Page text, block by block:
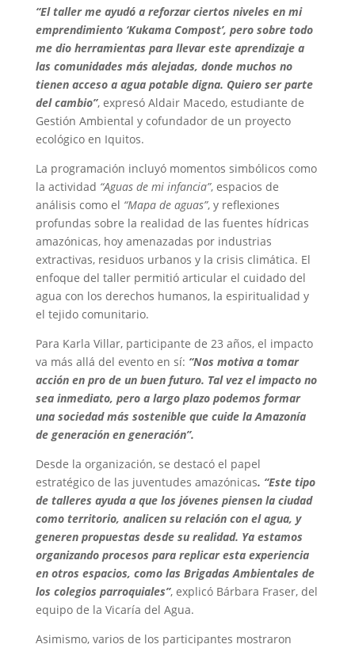
“El taller me ayudó a reforzar ciertos niveles en mi
emprendimiento ‘Kukama Compost’, pero sobre todo
me dio herramientas para llevar este aprendizaje a
las comunidades más alejadas, donde muchos no
tienen acceso a agua potable digna. Quiero ser parte
del cambio”, expresó Aldair Macedo, estudiante de
Gestión Ambiental y cofundador de un proyecto
ecológico en Iquitos.
La programación incluyó momentos simbólicos como
la actividad “Aguas de mi infancia”, espacios de
análisis como el “Mapa de aguas”, y reflexiones
profundas sobre la realidad de las fuentes hídricas
amazónicas, hoy amenazadas por industrias
extractivas, residuos urbanos y la crisis climática. El
enfoque del taller permitió articular el cuidado del
agua con los derechos humanos, la espiritualidad y
el tejido comunitario.
Para Karla Villar, participante de 23 años, el impacto
va más allá del evento en sí: “Nos motiva a tomar
acción en pro de un buen futuro. Tal vez el impacto no
sea inmediato, pero a largo plazo podemos formar
una sociedad más sostenible que cuide la Amazonía
de generación en generación”.
Desde la organización, se destacó el papel
estratégico de las juventudes amazónicas. “Este tipo
de talleres ayuda a que los jóvenes piensen la ciudad
como territorio, analicen su relación con el agua, y
generen propuestas desde su realidad. Ya estamos
organizando procesos para replicar esta experiencia
en otros espacios, como las Brigadas Ambientales de
los colegios parroquiales”, explicó Bárbara Fraser, del
equipo de la Vicaría del Agua.
Asimismo, varios de los participantes mostraron